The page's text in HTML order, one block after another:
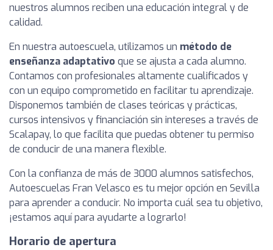
nuestros alumnos reciben una educación integral y de
calidad.
En nuestra autoescuela, utilizamos un método de
enseñanza adaptativo que se ajusta a cada alumno.
Contamos con profesionales altamente cualificados y
con un equipo comprometido en facilitar tu aprendizaje.
Disponemos también de clases teóricas y prácticas,
cursos intensivos y financiación sin intereses a través de
Scalapay, lo que facilita que puedas obtener tu permiso
de conducir de una manera flexible.
Con la confianza de más de 3000 alumnos satisfechos,
Autoescuelas Fran Velasco es tu mejor opción en Sevilla
para aprender a conducir. No importa cuál sea tu objetivo,
¡estamos aquí para ayudarte a lograrlo!
Horario de apertura